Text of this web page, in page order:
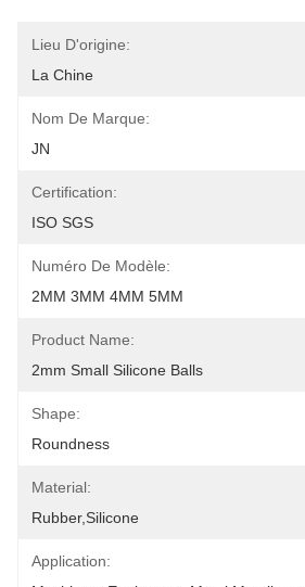
Lieu D'origine:
La Chine
Nom De Marque:
JN
Certification:
ISO SGS
Numéro De Modèle:
2MM 3MM 4MM 5MM
Product Name:
2mm Small Silicone Balls
Shape:
Roundness
Material:
Rubber,silicone
Application: